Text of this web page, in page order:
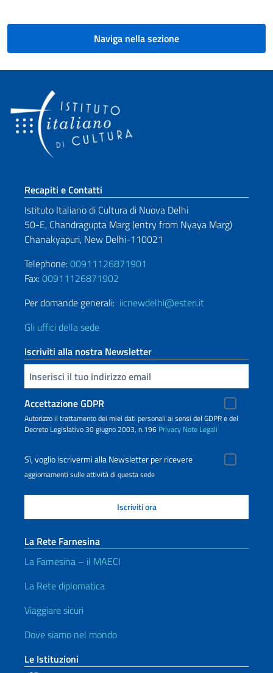
Naviga nella sezione
Sezione footer
Recapiti e Contatti
Istituto Italiano di Cultura di Nuova Delhi
50-E, Chandragupta Marg (entry from Nyaya Marg)
Chanakyapuri, New Delhi-110021
Telephone:00911126871901
Fax:00911126871902
Per domande generali: iicnewdelhi@esteri.it
Gli uffici della sede
Iscriviti alla nostra Newsletter
Inserisci la tua email
Accettazione GDPR
Autorizzo il trattamento dei miei dati personali ai sensi del GDPR e del
Decreto Legislativo 30 giugno 2003, n.196 Privacy Note Legali
Sì, voglio iscrivermi alla Newsletter per ricevere
aggiornamenti sulle attività di questa sede
La Rete Farnesina
La Farnesina – il MAECI
La Rete diplomatica
Viaggiare sicuri
Dove siamo nel mondo
Le Istituzioni